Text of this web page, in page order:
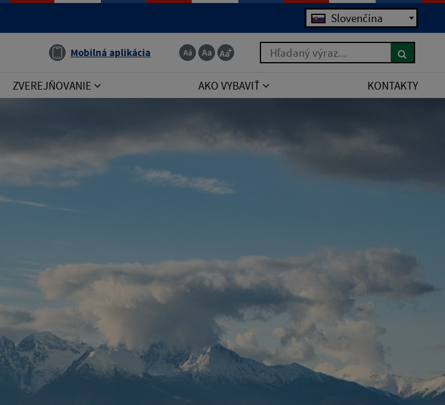
Slovenčina
Mobilná aplikácia Hľadaný výraz...
ZVEREJŇOVANIE AKO VYBAVIŤ KONTAKTY